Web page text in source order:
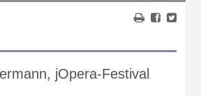
jOpera-Festival